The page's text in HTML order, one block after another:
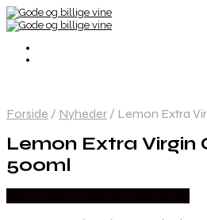
Forside / Nyheder / Lemon Extra
Lemon Extra Virgin
500ml